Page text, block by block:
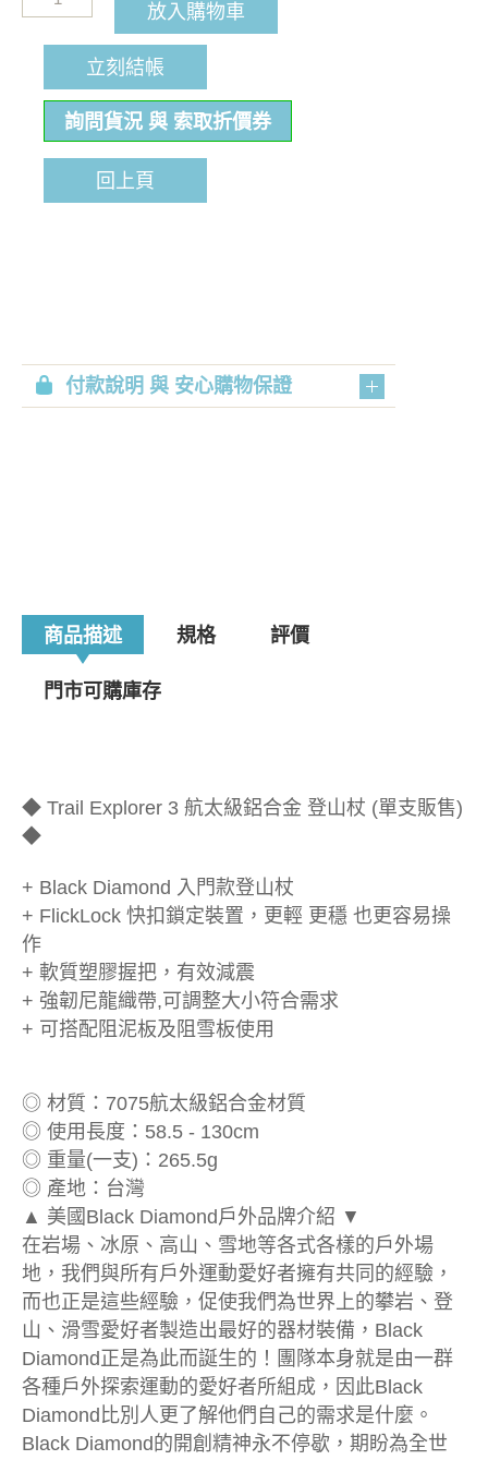
放入購物車
立刻結帳
詢問貨況 與 索取折價券
回上頁
付款說明 與 安心購物保證
商品描述 規格 評價
門市可購庫存
◆ Trail Explorer 3 航太級鋁合金 登山杖 (單支販售)
◆
+ Black Diamond 入門款登山杖
+ FlickLock 快扣鎖定裝置，更輕 更穩 也更容易操
作
+ 軟質塑膠握把，有效減震
+ 強韌尼龍織帶,可調整大小符合需求
+ 可搭配阻泥板及阻雪板使用
◎ 材質：7075航太級鋁合金材質
◎ 使用長度：58.5 - 130cm
◎ 重量(一支)：265.5g
◎ 產地：台灣
▲ 美國Black Diamond戶外品牌介紹 ▼
在岩場、冰原、高山、雪地等各式各樣的戶外場
地，我們與所有戶外運動愛好者擁有共同的經驗，
而也正是這些經驗，促使我們為世界上的攀岩、登
山、滑雪愛好者製造出最好的器材裝備，Black
Diamond正是為此而誕生的！團隊本身就是由一群
各種戶外探索運動的愛好者所組成，因此Black
Diamond比別人更了解他們自己的需求是什麼。
Black Diamond的開創精神永不停歇，期盼為全世